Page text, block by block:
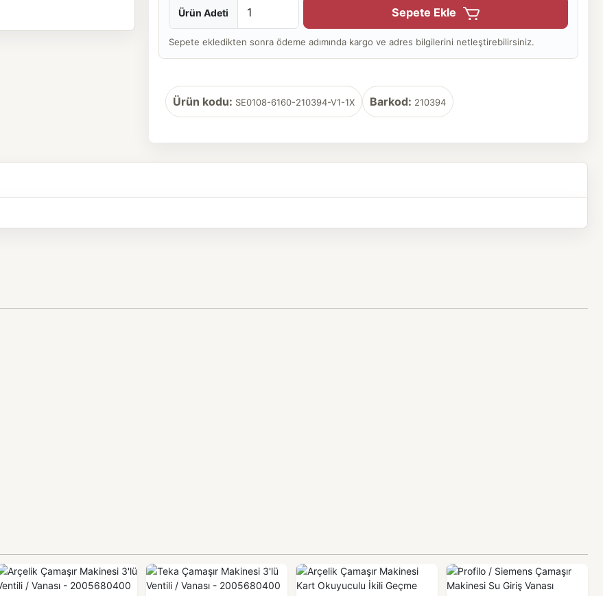
Ürün Adeti Sepete Ekle
Sepete ekledikten sonra ödeme adımında kargo ve adres bilgilerini netleştirebilirsiniz.
Ürün kodu: SE0108-6160-210394-V1-1X Barkod: 210394